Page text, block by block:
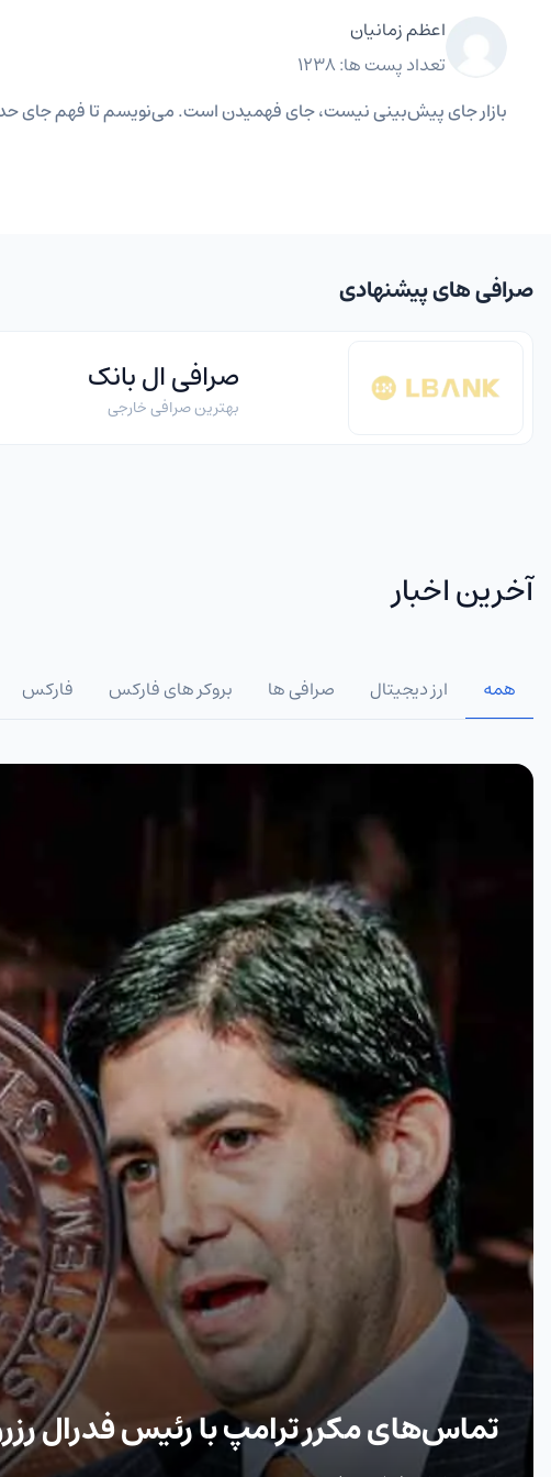
اعظم زمانیان
تعداد پست ها: 1238
بازار جای پیش‌بینی نیست، جای فهمیدن است. می‌نویسم تا فهم جای
صرافی های پیشنهادی
صرافی ال بانک
بهترین صرافی خارجی
آخرین اخبار
همه ارز دیجیتال صرافی ها بروکر های فارکس فارکس
تماس‌های مکرر ترامپ با رئیس فدرال